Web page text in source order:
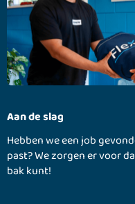
Aan de slag
Hebben we een job
past? We zorgen er voor
bak kunt!